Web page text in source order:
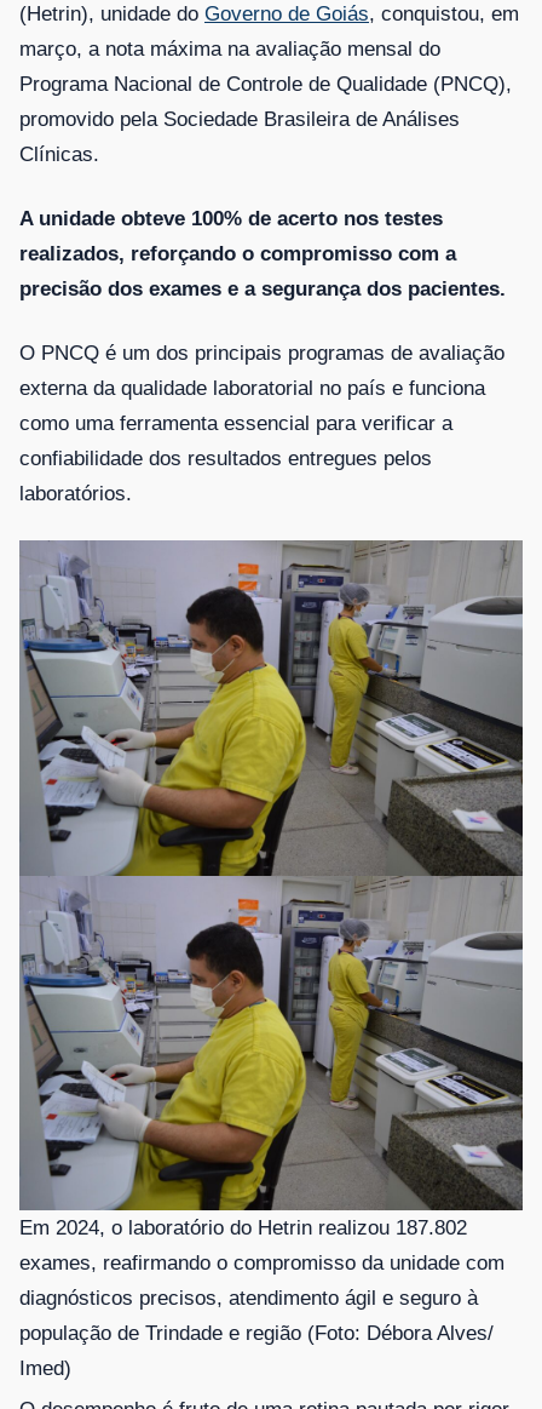
(Hetrin), unidade do Governo de Goiás, conquistou, em
março, a nota máxima na avaliação mensal do
Programa Nacional de Controle de Qualidade (PNCQ),
promovido pela Sociedade Brasileira de Análises
Clínicas.
A unidade obteve 100% de acerto nos testes
realizados, reforçando o compromisso com a
precisão dos exames e a segurança dos pacientes.
O PNCQ é um dos principais programas de avaliação
externa da qualidade laboratorial no país e funciona
como uma ferramenta essencial para verificar a
confiabilidade dos resultados entregues pelos
laboratórios.
Em 2024, o laboratório do Hetrin realizou 187.802
exames, reafirmando o compromisso da unidade com
diagnósticos precisos, atendimento ágil e seguro à
população de Trindade e região (Foto: Débora Alves/
Imed)